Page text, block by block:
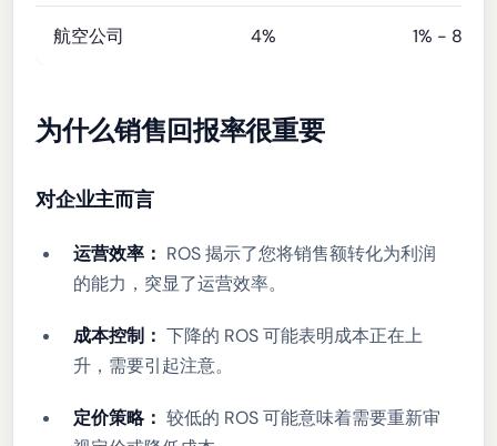
航空公司 4% 1% - 8%
为什么销售回报率很重要
对企业主而言
运营效率： ROS 揭示了您将销售额转化为利润
的能力，突显了运营效率。
成本控制： 下降的 ROS 可能表明成本正在上
升，需要引起注意。
定价策略： 较低的 ROS 可能意味着需要重新审